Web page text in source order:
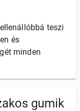
teszi
és
minden
gumik